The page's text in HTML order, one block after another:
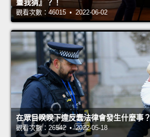
畫我猜』？！
觀看次數：46015 • 2022-06-02
在眾目睽睽下違反蠢法律會發生什麼事？
觀看次數：26542 • 2022-05-18